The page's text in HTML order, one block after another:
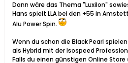
Dann wäre das Thema "Luxilon"
Hans spielt LLA bei den +55 in
Alu Power Spin.
Wenn du schon die Black Pearl
als Hybrid mit der Isospeed
Falls du einen günstigen Online